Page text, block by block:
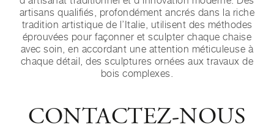
artisans qualifiés, profondément ancrés dans la riche
tradition artistique de l’Italie, utilisent des méthodes
éprouvées pour façonner et sculpter chaque chaise
avec soin, en accordant une attention méticuleuse à
chaque détail, des sculptures ornées aux travaux de
bois complexes.
CONTACTEZ-NOUS